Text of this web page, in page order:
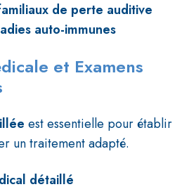
de perte auditive
auto-immunes
et Examens
est essentielle pour établir
un traitement adapté.
détaillé